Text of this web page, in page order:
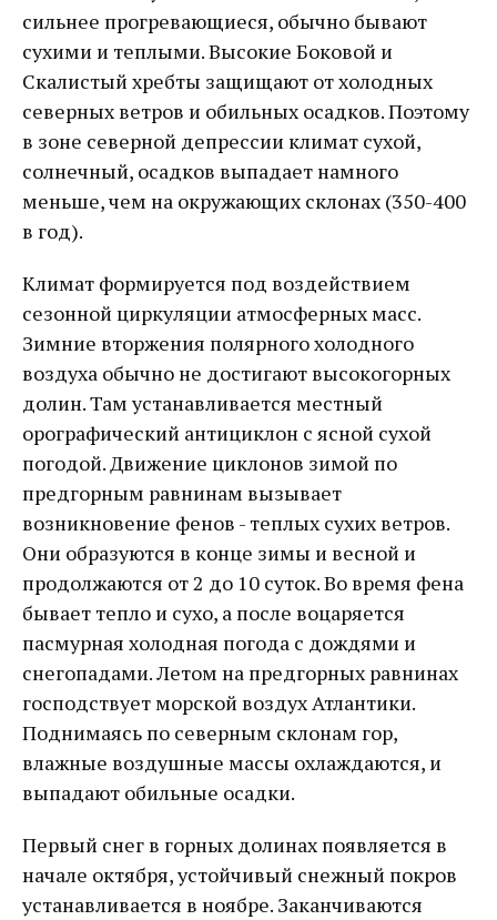
сильнее прогревающиеся, обычно бывают
сухими и теплыми. Высокие Боковой и
Скалистый хребты защищают от холодных
северных ветров и обильных осадков. Поэтому
в зоне северной депрессии климат сухой,
солнечный, осадков выпадает намного
меньше, чем на окружающих склонах (350-400
в год).
Климат формируется под воздействием
сезонной циркуляции атмосферных масс.
Зимние вторжения полярного холодного
воздуха обычно не достигают высокогорных
долин. Там устанавливается местный
орографический антициклон с ясной сухой
погодой. Движение циклонов зимой по
предгорным равнинам вызывает
возникновение фенов - теплых сухих ветров.
Они образуются в конце зимы и весной и
продолжаются от 2 до 10 суток. Во время фена
бывает тепло и сухо, а после воцаряется
пасмурная холодная погода с дождями и
снегопадами. Летом на предгорных равнинах
господствует морской воздух Атлантики.
Поднимаясь по северным склонам гор,
влажные воздушные массы охлаждаются, и
выпадают обильные осадки.
Первый снег в горных долинах появляется в
начале октября, устойчивый снежный покров
устанавливается в ноябре. Заканчиваются